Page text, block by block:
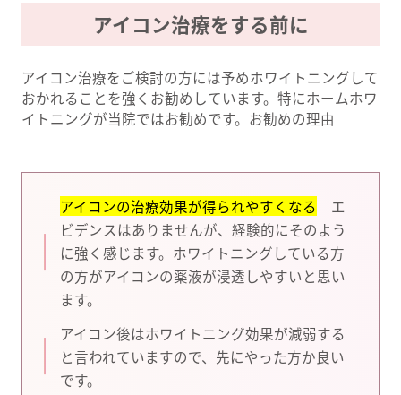
アイコン治療をする前に
アイコン治療をご検討の方には予めホワイトニングして
おかれることを強くお勧めしています。特にホームホワ
イトニングが当院ではお勧めです。お勧めの理由
アイコンの治療効果が得られやすくなる エ
ビデンスはありませんが、経験的にそのよう
に強く感じます。ホワイトニングしている方
の方がアイコンの薬液が浸透しやすいと思い
ます。
アイコン後はホワイトニング効果が減弱する
と言われていますので、先にやった方か良い
です。